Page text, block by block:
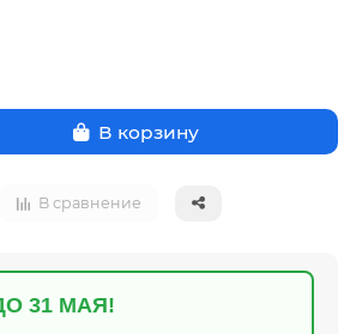
В корзину
В сравнение
31 МАЯ!